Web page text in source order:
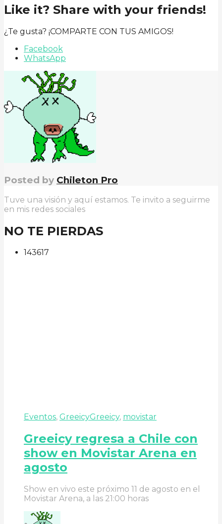
Like it? Share with your friends!
¿Te gusta? ¡COMPARTE CON TUS AMIGOS!
Facebook
WhatsApp
Posted by Chileton Pro
Tuve una visión y aquí estamos. Te invito a seguirme
en mis redes sociales
NO TE PIERDAS
143617
Eventos, GreeicyGreeicy, movistar
Greeicy regresa a Chile con
show en Movistar Arena en
agosto
Show en vivo este próximo 11 de agosto en el
Movistar Arena, a las 21:00 horas